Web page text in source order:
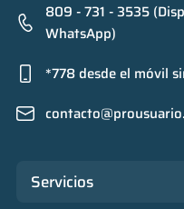
809 - 731 - 3535
WhatsApp)
*778 desde el móvil
Servicios